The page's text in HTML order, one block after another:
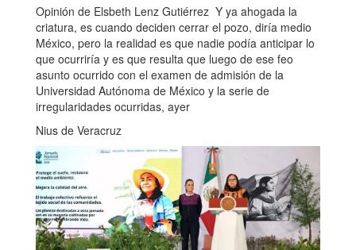
Opinión de Elsbeth Lenz Gutiérrez Y ya ahogada la
criatura, es cuando deciden cerrar el pozo, diría medio
México, pero la realidad es que nadie podía anticipar lo
que ocurriría y es que resulta que luego de ese feo
asunto ocurrido con el examen de admisión de la
Universidad Autónoma de México y la serie de
irregularidades ocurridas, ayer
Nius de Veracruz